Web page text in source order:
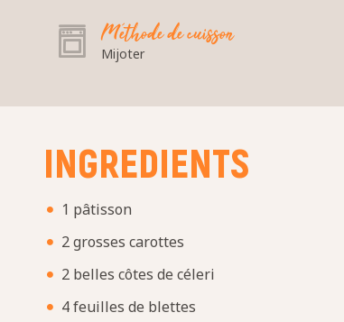
Méthode de cuisson
Mijoter
INGREDIENTS
1 pâtisson
2 grosses carottes
2 belles côtes de céleri
4 feuilles de blettes